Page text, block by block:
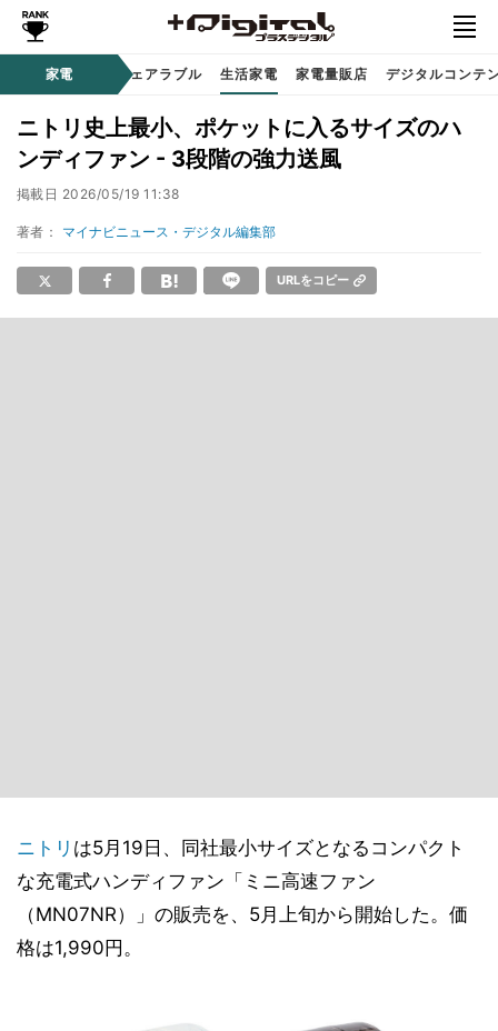
家電
ディオ 時計 / ウェアラブル 生活家電 家電量販店 デジタルコンテ
ニトリ史上最小、ポケットに入るサイズのハ
ンディファン - 3段階の強力送風
掲載日 2026/05/19 11:38
著者： マイナビニュース・デジタル編集部
URLをコピー
ニトリ は5月19日、同社最小サイズとなるコンパクト
な充電式ハンディファン「ミニ高速ファン
（MN07NR）」の販売を、5月上旬から開始した。価
格は1,990円。